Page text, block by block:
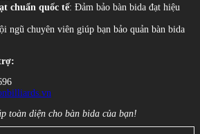
chuẩn quốc tế: Đảm bảo bàn bida đạt hiệu
ngũ chuyên viên giúp bạn bảo quản bàn bida
toàn diện cho bàn bida của bạn!